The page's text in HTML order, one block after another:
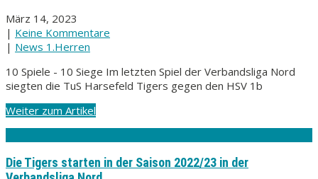
März 14, 2023
| Keine Kommentare
| News 1.Herren
10 Spiele - 10 Siege Im letzten Spiel der Verbandsliga Nord
siegten die TuS Harsefeld Tigers gegen den HSV 1b
Weiter zum Artikel
Die Tigers starten in der Saison 2022/23 in der